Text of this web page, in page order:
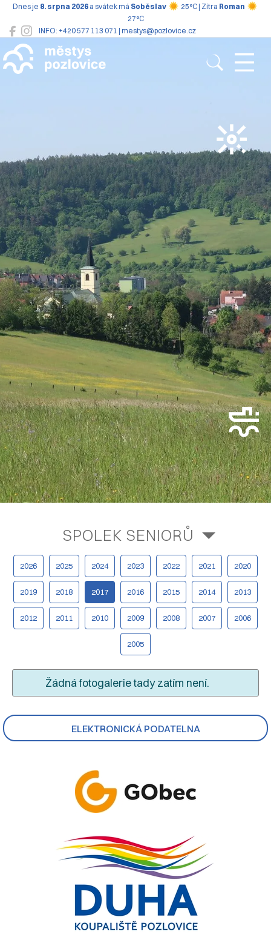
INFO: +420 577 113 071 | mestys@pozlovice.cz
Dnes je 8. srpna 2026 a svátek má Soběslav 25°C | Zítra Roman
27°C
Pozlovice
ELEKTRONICKÁ PODATELNA
SPOLEK SENIORŮ
2026 2025 2024 2023 2022 2021 2020
2019 2018 2017 2016 2015 2014 2013
2012 2011 2010 2009 2008 2007 2006
2005
Žádná fotogalerie tady zatím není.